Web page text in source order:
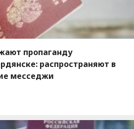
пропаганду
распространяют в
месседжи